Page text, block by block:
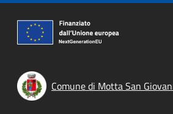
Comune di Motta San